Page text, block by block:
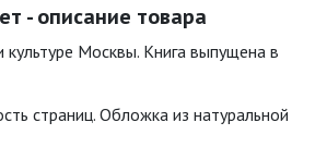
- описание товара
Москвы. Книга выпущена в
страниц. Обложка из натуральной